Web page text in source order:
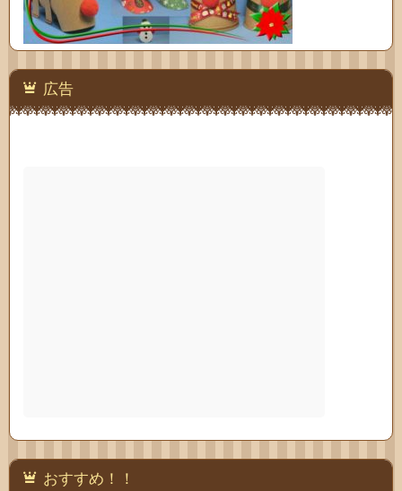
広告
おすすめ！！